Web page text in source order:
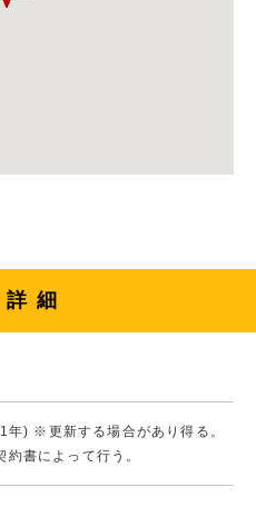
細
年) ※更新する場合があり得る。
書によって行う。